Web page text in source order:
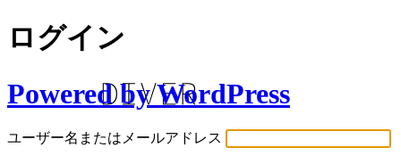
ログイン
Powered by WordPress
ユーザー名またはメールアドレス